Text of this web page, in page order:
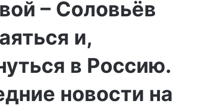
– Соловьёв
и,
в Россию.
новости на